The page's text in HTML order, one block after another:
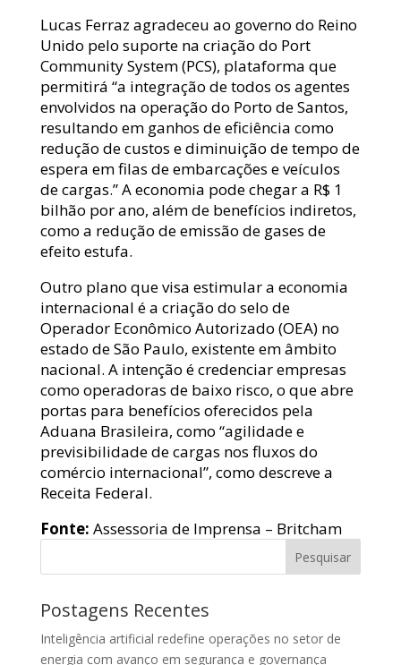
Lucas Ferraz agradeceu ao governo do Reino
Unido pelo suporte na criação do Port
Community System (PCS), plataforma que
permitirá “a integração de todos os agentes
envolvidos na operação do Porto de Santos,
resultando em ganhos de eficiência como
redução de custos e diminuição de tempo de
espera em filas de embarcações e veículos
de cargas.” A economia pode chegar a R$ 1
bilhão por ano, além de benefícios indiretos,
como a redução de emissão de gases de
efeito estufa.
Outro plano que visa estimular a economia
internacional é a criação do selo de
Operador Econômico Autorizado (OEA) no
estado de São Paulo, existente em âmbito
nacional. A intenção é credenciar empresas
como operadoras de baixo risco, o que abre
portas para benefícios oferecidos pela
Aduana Brasileira, como “agilidade e
previsibilidade de cargas nos fluxos do
comércio internacional”, como descreve a
Receita Federal.
Fonte: Assessoria de Imprensa – Britcham
Pesquisar
Postagens Recentes
Inteligência artificial redefine operações no setor de
energia com avanço em segurança e governança